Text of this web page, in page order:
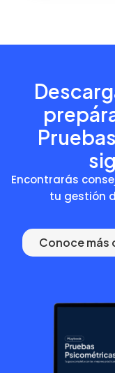
Encontrarás
tu gestión
Conoce más